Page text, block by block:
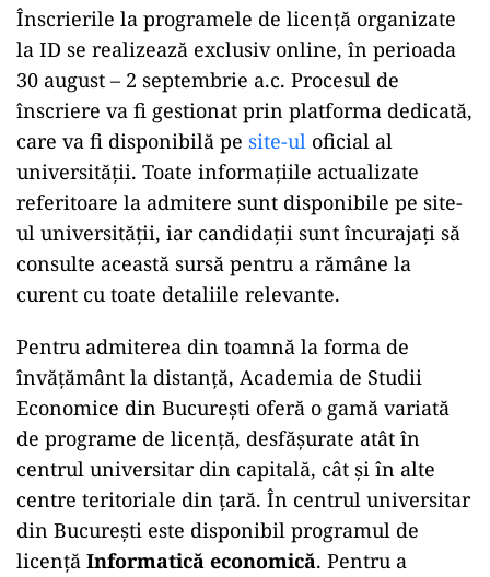
Înscrierile la programele de licență organizate
la ID se realizează exclusiv online, în perioada
30 august – 2 septembrie a.c. Procesul de
înscriere va fi gestionat prin platforma dedicată,
care va fi disponibilă pe site-ul oficial al
universității. Toate informațiile actualizate
referitoare la admitere sunt disponibile pe site-
ul universității, iar candidații sunt încurajați să
consulte această sursă pentru a rămâne la
curent cu toate detaliile relevante.
Pentru admiterea din toamnă la forma de
învățământ la distanță, Academia de Studii
Economice din București oferă o gamă variată
de programe de licență, desfășurate atât în
centrul universitar din capitală, cât și în alte
centre teritoriale din țară. În centrul universitar
din București este disponibil programul de
licență Informatică economică. Pentru a